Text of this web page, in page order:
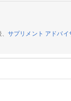
、サプリメント アドバイ